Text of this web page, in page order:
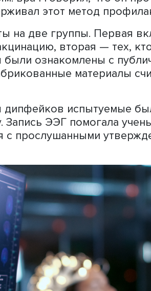
было посвящено
что эффект доверия
спикера
участников.
специально созданы
две публичные
россиянам
закрытых
вакцинации от
позиции,
врач говорил,
этот метод
на две группы.
вакцинацию, вторая —
были ознакомлены